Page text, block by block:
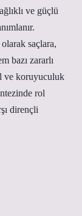
ve güçlü
saçlara,
bazı zararlı
ve koruyuculuk
rol
dirençli